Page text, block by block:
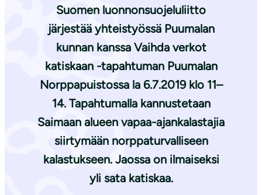
Suomen luonnonsuojeluliitto
järjestää yhteistyössä Puumalan
kunnan kanssa Vaihda verkot
katiskaan -tapahtuman Puumalan
Norppapuistossa la 6.7.2019 klo 11–
14. Tapahtumalla kannustetaan
Saimaan alueen vapaa-ajankalastajia
siirtymään norppaturvalliseen
kalastukseen. Jaossa on ilmaiseksi
yli sata katiskaa.